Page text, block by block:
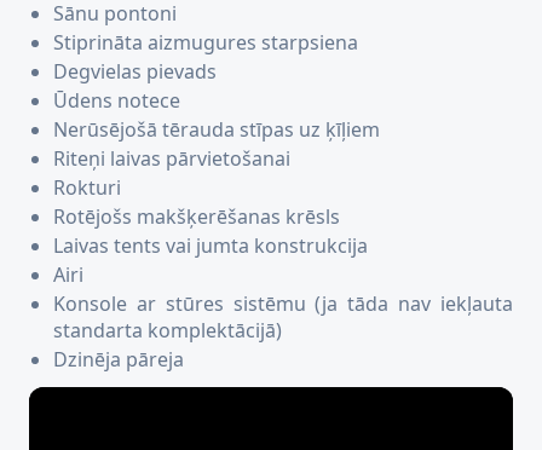
Sānu pontoni
Stiprināta aizmugures starpsiena
Degvielas pievads
Ūdens notece
Nerūsējošā tērauda stīpas uz ķīļiem
Riteņi laivas pārvietošanai
Rokturi
Rotējošs makšķerēšanas krēsls
Laivas tents vai jumta konstrukcija
Airi
Konsole ar stūres sistēmu (ja tāda nav iekļauta
standarta komplektācijā)
Dzinēja pāreja